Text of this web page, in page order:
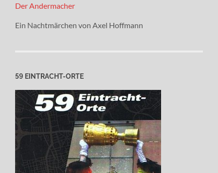
Der Andermacher
Ein Nachtmärchen von Axel Hoffmann
59 EINTRACHT-ORTE